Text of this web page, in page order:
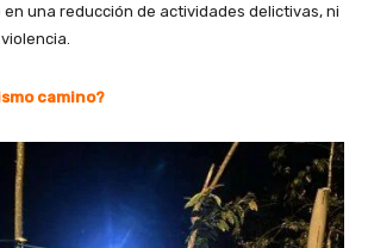
una reducción de actividades delictivas, ni
camino?